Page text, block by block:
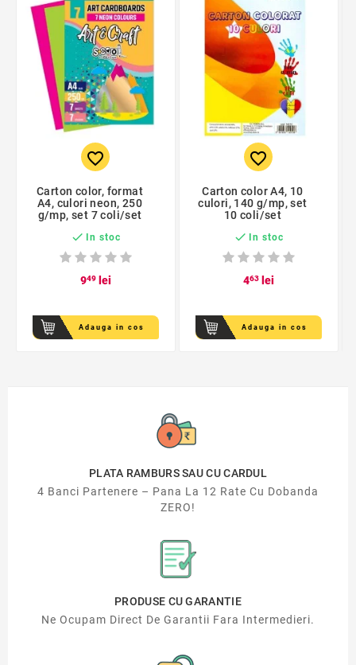
favorite_border
Carton color, format
A4, culori neon, 250
g/mp, set 7 coli/set
 In stoc
949lei
Adauga in cos
favorite_border
Carton color A4, 10
culori, 140 g/mp, set
10 coli/set
 In stoc
463lei
Adauga in cos
PLATA RAMBURS SAU CU CARDUL
4 Banci Partenere – Pana La 12 Rate Cu Dobanda
ZERO!
PRODUSE CU GARANTIE
Ne Ocupam Direct De Garantii Fara Intermedieri.